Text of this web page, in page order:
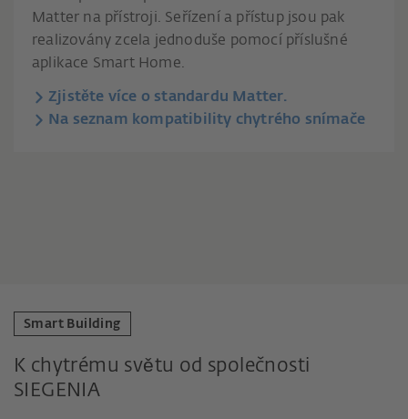
Matter na přístroji. Seřízení a přístup jsou pak
realizovány zcela jednoduše pomocí příslušné
aplikace Smart Home.
Zjistěte více o standardu Matter.
Na seznam kompatibility chytrého snímače
Smart Building
K chytrému světu od společnosti
SIEGENIA